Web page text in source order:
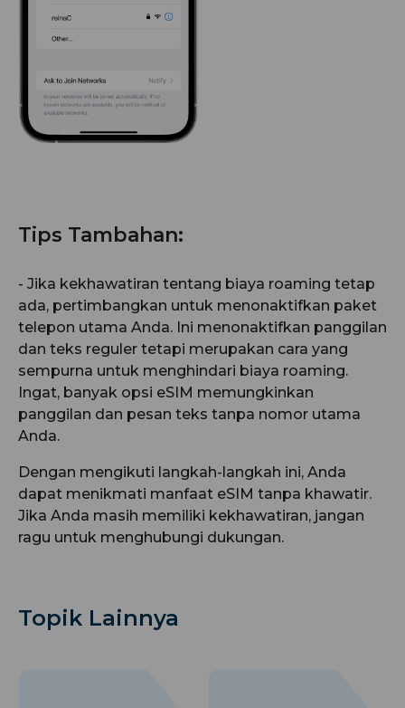
Tips Tambahan:
- Jika kekhawatiran tentang biaya roaming tetap
ada, pertimbangkan untuk menonaktifkan paket
telepon utama Anda. Ini menonaktifkan panggilan
dan teks reguler tetapi merupakan cara yang
sempurna untuk menghindari biaya roaming.
Ingat, banyak opsi eSIM memungkinkan
panggilan dan pesan teks tanpa nomor utama
Anda.
Dengan mengikuti langkah-langkah ini, Anda
dapat menikmati manfaat eSIM tanpa khawatir.
Jika Anda masih memiliki kekhawatiran, jangan
ragu untuk menghubungi dukungan.
Topik Lainnya